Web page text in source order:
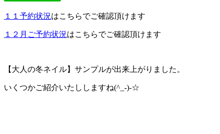
１１予約状況はこちらでご確認頂けます
１２ 月ご予約状況はこちらでご確認頂けます
【大人の冬ネイル】サンプルが出来上がりました。
いくつかご紹介いたししますね(^_-)-☆